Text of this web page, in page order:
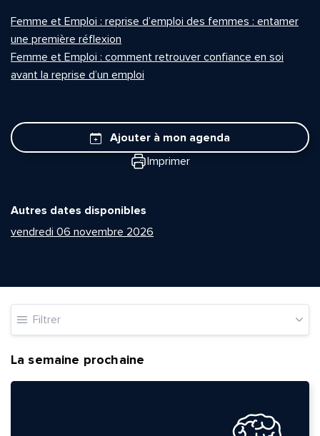
Femme et Emploi : reprise d’emploi des femmes : entamer
une première réflexion
Femme et Emploi : comment retrouver confiance en soi
avant la reprise d’un emploi
Ajouter à mon agenda
Imprimer
Autres dates disponibles
vendredi 06 novembre 2026
Filtrer
La semaine prochaine